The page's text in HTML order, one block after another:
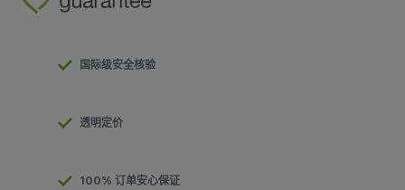
国际级安全核验
透明定价
100% 订单安心保证